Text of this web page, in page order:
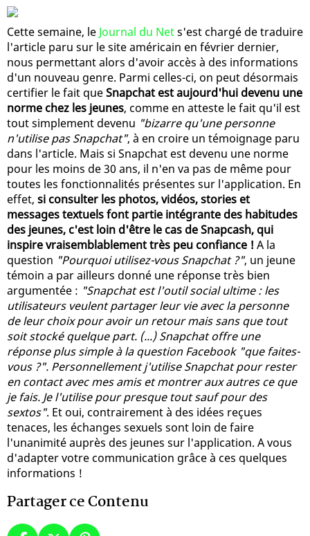
Cette semaine, le Journal du Nets'est chargé de traduire
l'article paru sur le site américain en février dernier,
nous permettant alors d'avoir accès à des informations
d'un nouveau genre. Parmi celles-ci, on peut désormais
certifier le fait queSnapchat est aujourd'hui devenu une
norme chez les jeunes, comme en atteste le fait qu'il est
tout simplement devenu "bizarre qu'une personne
n'utilise pas Snapchat", à en croire un témoignage paru
dans l'article. Mais si Snapchat est devenu une norme
pour les moins de 30 ans, il n'en va pas de même pour
toutes les fonctionnalités présentes sur l'application. En
effet, si consulter les photos, vidéos, stories et
messages textuels font partie intégrante des habitudes
des jeunes, c'est loin d'être le cas de Snapcash, qui
inspire vraisemblablement très peu confiance ! A la
question "Pourquoi utilisez-vous Snapchat ?", un jeune
témoin a par ailleurs donné une réponse très bien
argumentée : "Snapchat est l'outil social ultime : les
utilisateurs veulent partager leur vie avec la personne
de leur choix pour avoir un retour mais sans que tout
soit stocké quelque part. (...) Snapchat offre une
réponse plus simple à la question Facebook "que faites-
vous ?". Personnellement j'utilise Snapchat pour rester
en contact avec mes amis et montrer aux autres ce que
je fais. Je l'utilise pour presque tout sauf pour des
sextos". Et oui, contrairement à des idées reçues
tenaces, les échanges sexuels sont loin de faire
l'unanimité auprès des jeunes sur l'application. A vous
d'adapter votre communication grâce à ces quelques
informations !
Partager ce Contenu